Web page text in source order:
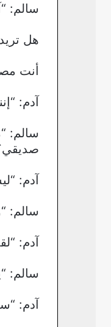
سالم:
هل
أنت
آدم:
سالم:
آدم:
سالم:
آدم:
سالم:
آدم: